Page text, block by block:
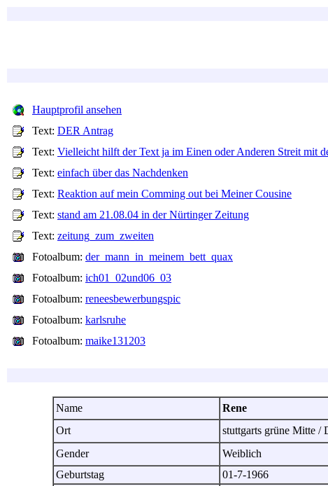
Hauptprofil ansehen
Text: DER Antrag
Text: Vielleicht hilft der Text ja im Einen oder Anderen Streit mit
Text: einfach über das Nachdenken
Text: Reaktion auf mein Comming out bei Meiner Cousine
Text: stand am 21.08.04 in der Nürtinger Zeitung
Text: zeitung_zum_zweiten
Fotoalbum: der_mann_in_meinem_bett_quax
Fotoalbum: ich01_02und06_03
Fotoalbum: reneesbewerbungspic
Fotoalbum: karlsruhe
Fotoalbum: maike131203
Name
Rene
Ort
stuttgarts grüne Mitte /
Gender
Weiblich
Geburtstag
01-7-1966